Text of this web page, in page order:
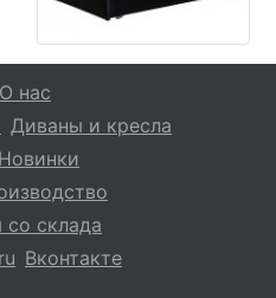
О нас
Диваны и кресла
Новинки
со склада
Вконтакте